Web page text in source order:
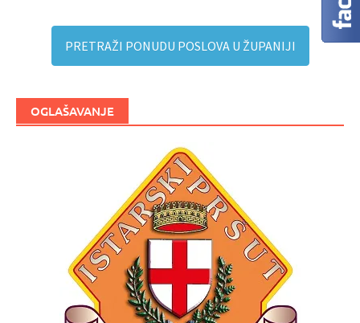
PRETRAŽI PONUDU POSLOVA U ŽUPANIJI
OGLAŠAVANJE